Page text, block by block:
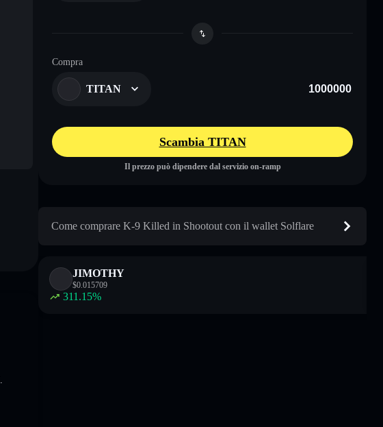
Compra
TITAN
Scambia TITAN
Il prezzo può dipendere dal servizio on-ramp
Come comprare K-9 Killed in Shootout con il wallet Solflare
JIMOTHY
$0.015709
311.15%